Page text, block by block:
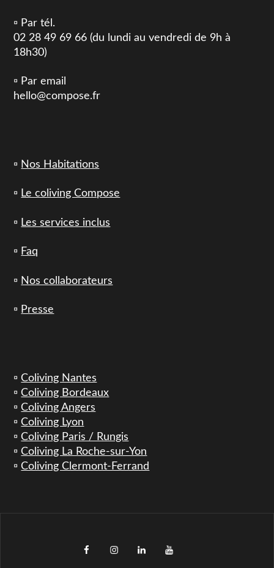
▫️ Par tél.
02 28 49 69 66 (du lundi au vendredi de 9h à
18h30)
▫️ Par email
hello@compose.fr
▫️ Nos Habitations
▫️ Le coliving Compose
▫️ Les services inclus
▫️ Faq
▫️ Nos collaborateurs
▫️ Presse
▫️Coliving Nantes
▫️Coliving Bordeaux
▫️Coliving Angers
▫️Coliving Lyon
▫️Coliving Paris / Rungis
▫️Coliving La Roche-sur-Yon
▫️Coliving Clermont-Ferrand
facebookinstagramLinkedInYouTube